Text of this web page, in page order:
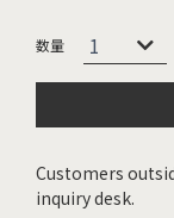
Customers
inquiry desk.